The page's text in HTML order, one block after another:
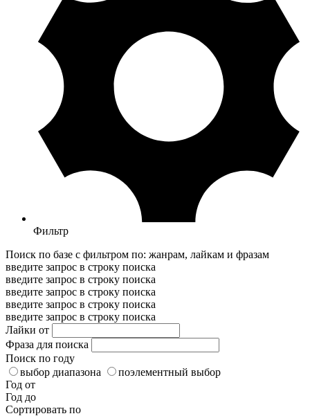
Фильтр
Поиск по базе с фильтром по: жанрам, лайкам и фразам
введите запрос в строку поиска
введите запрос в строку поиска
введите запрос в строку поиска
введите запрос в строку поиска
введите запрос в строку поиска
Лайки от
Фраза для поиска
Поиск по году
выбор диапазона
поэлементный выбор
Год от
Год до
Сортировать по